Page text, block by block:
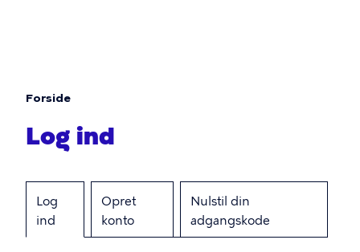
Forside
Log ind
Primære
faneblade
Log
ind
Opret
konto
Nulstil din
adgangskode